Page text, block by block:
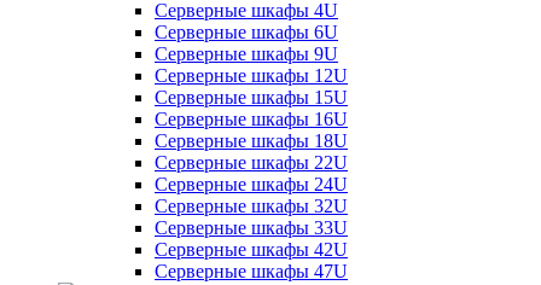
Серверные шкафы 4U
Серверные шкафы 6U
Серверные шкафы 9U
Серверные шкафы 12U
Серверные шкафы 15U
Серверные шкафы 16U
Серверные шкафы 18U
Серверные шкафы 22U
Серверные шкафы 24U
Серверные шкафы 32U
Серверные шкафы 33U
Серверные шкафы 42U
Серверные шкафы 47U